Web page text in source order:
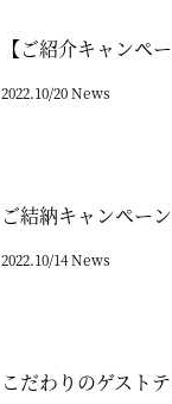
【ご紹介キャンペー
2022.10/20 News
ご結納キャンペー
2022.10/14 News
こだわりのゲスト